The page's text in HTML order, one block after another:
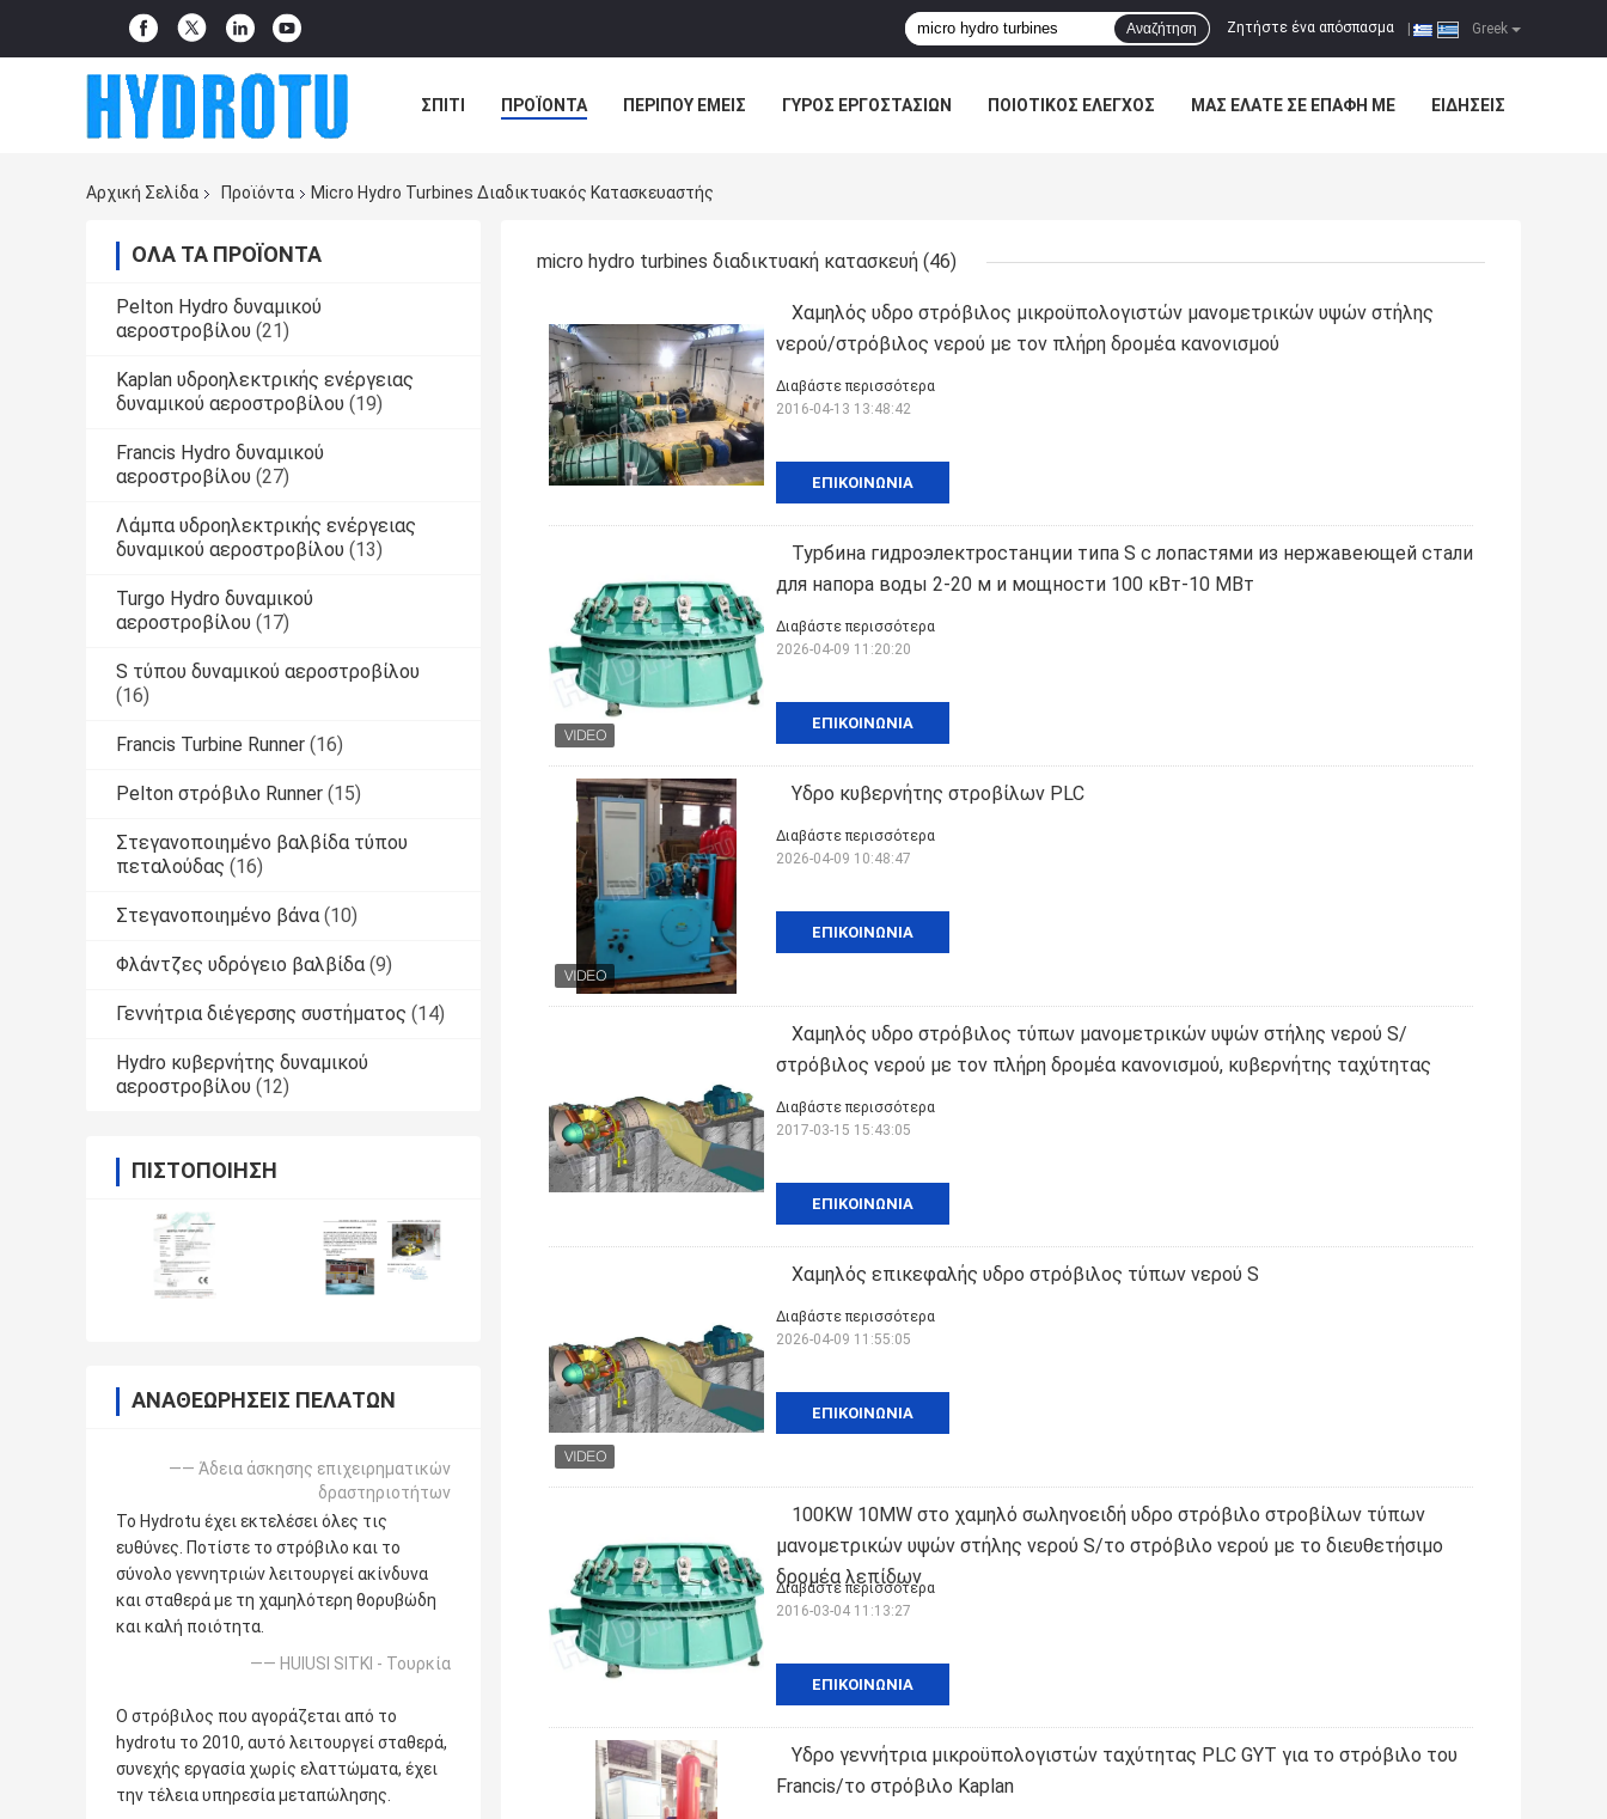
Greek
Ζητήστε ένα απόσπασμα
Αναζήτηση
ΣΠΊΤΙ ΠΡΟΪΌΝΤΑ ΠΕΡΊΠΟΥ ΕΜΕΊΣ ΓΎΡΟΣ ΕΡΓΟΣΤΑΣΊΩΝ ΠΟΙΟΤΙΚΌΣ ΈΛΕΓΧΟΣ ΜΑΣ ΕΛΆΤΕ ΣΕ ΕΠΑΦΉ ΜΕ ΕΙΔΉΣΕΙΣ
Αρχική Σελίδα
Προϊόντα Micro Hydro Turbines Διαδικτυακός Κατασκευαστής
ΌΛΑ ΤΑ ΠΡΟΪΌΝΤΑ
Pelton Hydro δυναμικού
αεροστροβίλου (21)
Kaplan υδροηλεκτρικής ενέργειας
δυναμικού αεροστροβίλου (19)
Francis Hydro δυναμικού
αεροστροβίλου (27)
Λάμπα υδροηλεκτρικής ενέργειας
δυναμικού αεροστροβίλου (13)
Turgo Hydro δυναμικού
αεροστροβίλου (17)
S τύπου δυναμικού αεροστροβίλου
(16)
Francis Turbine Runner (16)
Pelton στρόβιλο Runner (15)
Στεγανοποιημένο βαλβίδα τύπου
πεταλούδας (16)
Στεγανοποιημένο βάνα (10)
Φλάντζες υδρόγειο βαλβίδα (9)
Γεννήτρια διέγερσης συστήματος (14)
Hydro κυβερνήτης δυναμικού
αεροστροβίλου (12)
ΠΙΣΤΟΠΟΊΗΣΗ
ΑΝΑΘΕΩΡΉΣΕΙΣ ΠΕΛΑΤΏΝ
—— Άδεια άσκησης επιχειρηματικών
δραστηριοτήτων
Το Hydrotu έχει εκτελέσει όλες τις
ευθύνες. Ποτίστε το στρόβιλο και το
σύνολο γεννητριών λειτουργεί ακίνδυνα
και σταθερά με τη χαμηλότερη θορυβώδη
και καλή ποιότητα.
—— HUlUSI SITKI - Τουρκία
Ο στρόβιλος που αγοράζεται από το
hydrotu το 2010, αυτό λειτουργεί σταθερά,
συνεχής εργασία χωρίς ελαττώματα, έχει
την τέλεια υπηρεσία μεταπώλησης.
micro hydro turbines διαδικτυακή κατασκευή (46)
Χαμηλός υδρο στρόβιλος μικροϋπολογιστών μανομετρικών υψών στήλης
νερού/στρόβιλος νερού με τον πλήρη δρομέα κανονισμού
ΕΠΙΚΟΙΝΩΝΊΑ
Διαβάστε περισσότερα
2016-04-13 13:48:42
Турбина гидроэлектростанции типа S с лопастями из нержавеющей стали
для напора воды 2-20 м и мощности 100 кВт-10 МВт
ΕΠΙΚΟΙΝΩΝΊΑ
Διαβάστε περισσότερα
2026-04-09 11:20:20
Υδρο κυβερνήτης στροβίλων PLC
ΕΠΙΚΟΙΝΩΝΊΑ
Διαβάστε περισσότερα
2026-04-09 10:48:47
Χαμηλός υδρο στρόβιλος τύπων μανομετρικών υψών στήλης νερού S/
στρόβιλος νερού με τον πλήρη δρομέα κανονισμού, κυβερνήτης ταχύτητας
ΕΠΙΚΟΙΝΩΝΊΑ
Διαβάστε περισσότερα
2017-03-15 15:43:05
Χαμηλός επικεφαλής υδρο στρόβιλος τύπων νερού S
ΕΠΙΚΟΙΝΩΝΊΑ
Διαβάστε περισσότερα
2026-04-09 11:55:05
100KW 10MW στο χαμηλό σωληνοειδή υδρο στρόβιλο στροβίλων τύπων
μανομετρικών υψών στήλης νερού S/το στρόβιλο νερού με το διευθετήσιμο
δρομέα λεπίδων
ΕΠΙΚΟΙΝΩΝΊΑ
Διαβάστε περισσότερα
2016-03-04 11:13:27
Υδρο γεννήτρια μικροϋπολογιστών ταχύτητας PLC GYT για το στρόβιλο του
Francis/το στρόβιλο Kaplan